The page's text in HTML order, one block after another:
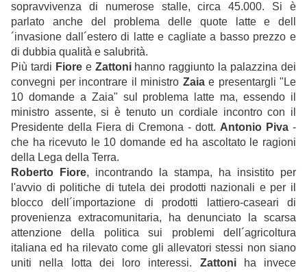
sopravvivenza di numerose stalle, circa 45.000. Si è
parlato anche del problema delle quote latte e dell
´invasione dall´estero di latte e cagliate a basso prezzo e
di dubbia qualità e salubrità.
Più tardi Fioree Zattonihanno raggiunto la palazzina dei
convegni per incontrare il ministro Zaiae presentargli "Le
10 domande a Zaia" sul problema latte ma, essendo il
ministro assente, si è tenuto un cordiale incontro con il
Presidente della Fiera di Cremona - dott. Antonio Piva -
che ha ricevuto le 10 domande ed ha ascoltato le ragioni
della Lega della Terra.
Roberto Fiore, incontrando la stampa, ha insistito per
l'avvio di politiche di tutela dei prodotti nazionali e per il
blocco dell´importazione di prodotti lattiero-caseari di
provenienza extracomunitaria, ha denunciato la scarsa
attenzione della politica sui problemi dell´agricoltura
italiana ed ha rilevato come gli allevatori stessi non siano
uniti nella lotta dei loro interessi. Zattoniha invece